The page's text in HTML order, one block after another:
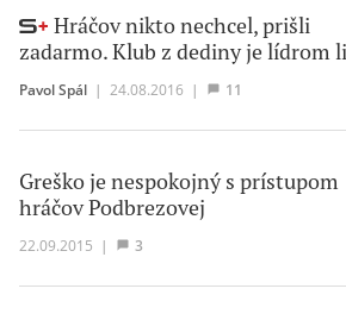
Hráčov nikto nechcel, prišli
zadarmo. Klub z dediny je lídrom
Pavol Spál | 24.08.2016 | 11
Greško je nespokojný s prístupom
hráčov Podbrezovej
22.09.2015 | 3